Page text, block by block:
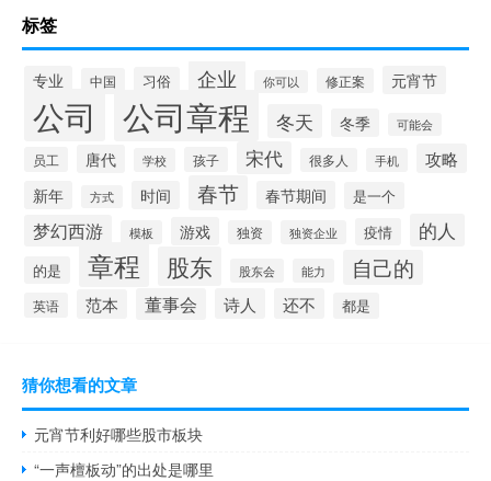
标签
专业 中国 习俗 企业 你可以 修正案 元宵节
公司 公司章程 冬天 冬季 可能会
员工 唐代 学校 孩子 宋代 很多人 手机 攻略
新年 方式 时间 春节 春节期间 是一个
梦幻西游 模板 游戏 独资 独资企业 疫情 的人
的是 章程 股东 股东会 能力 自己的
英语 范本 董事会 诗人 还不 都是
猜你想看的文章
元宵节利好哪些股市板块
“一声檀板动”的出处是哪里